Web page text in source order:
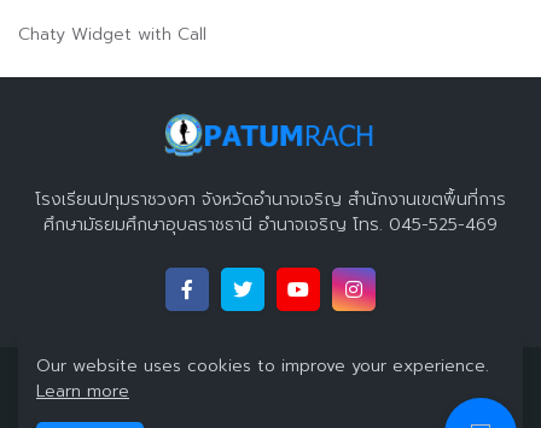
Chaty Widget with Call
โรงเรียนปทุมราชวงศา จังหวัดอำนาจเจริญ สำนักงานเขตพื้นที่การ
ศึกษามัธยมศึกษาอุบลราชธานี อำนาจเจริญ โทร. 045-525-469
Copyright 2023 ©
Our website uses cookies to improve your experience.
Learn more